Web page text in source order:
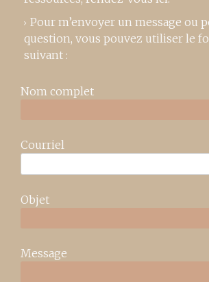
Pour m’envoyer un message ou
question, vous pouvez utiliser le
suivant :
Nom complet
Courriel
Objet
Message